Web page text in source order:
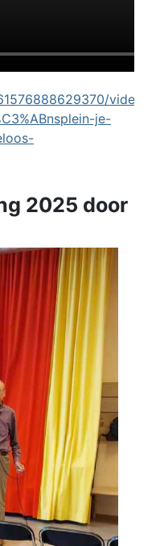
videos/
je-
2025 door